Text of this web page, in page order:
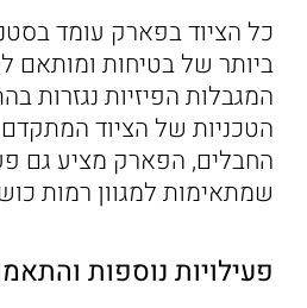
כל הציוד בפארק עומד
ביותר של בטיחות ומותאם
המגבלות הפיזיות נגזרות
הטכניות של הציוד
החבלים, הפארק מציע גם
שמתאימות למגוון רמות
פעילויות נוספות